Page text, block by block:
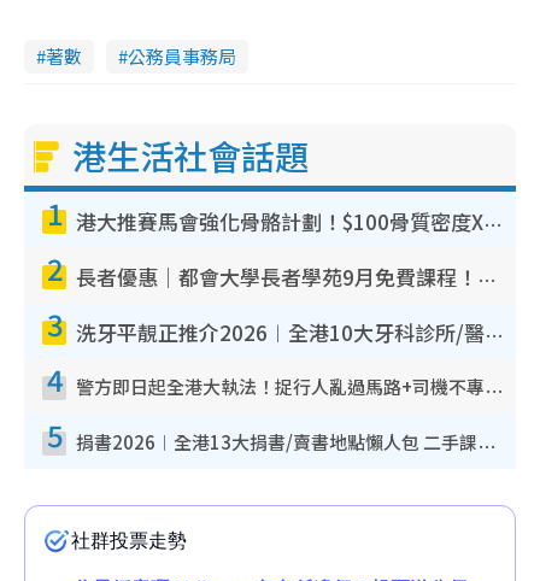
著數 公務員事務局
港生活社會話題
1 港大推賽馬會強化骨骼計劃！$100骨質密度X光檢查 完成免費運動訓練送超市禮券！附參加資格
2 長者優惠｜都會大學長者學苑9月免費課程！多媒體/微電影創作/網絡安全 附報名方法教學
3 洗牙平靚正推介2026︱全港10大牙科診所/醫院懶人包 夜診至8點/鎮靜潔牙/醫療券適用
4 警方即日起全港大執法！捉行人亂過馬路+司機不專注駕駛！亂過馬路罰$2000
5 捐書2026︱全港13大捐書/賣書地點懶人包 二手課本最高$150＋舊書換免費咖啡/戲票